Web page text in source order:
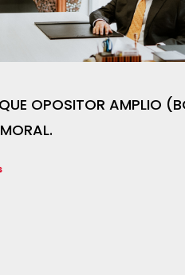
OPOSITOR AMPLIO